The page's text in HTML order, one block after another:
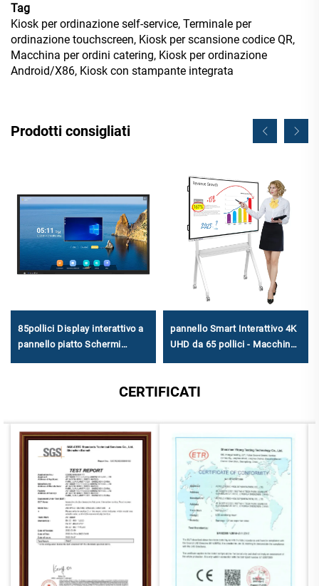
Tag
Kiosk per ordinazione self-service, Terminale per
ordinazione touchscreen, Kiosk per scansione codice QR,
Macchina per ordini catering, Kiosk per ordinazione
Android/X86, Kiosk con stampante integrata
Prodotti consigliati
85pollici Display interattivo a
pannello piatto Schermi
pannello Smart Interattivo 4K
UHD da 65 pollici - Macchina
touch screen, dispositivo
sistema Android/Windows
CERTIFICATI